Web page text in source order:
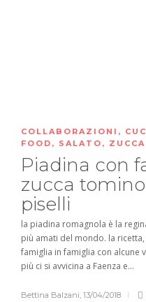
COLLABORAZIONI ,
FOOD , SALATO , ZUCCA
Piadina con
zucca
piselli
la piadina romagnola è la
più amati del mondo. la
famiglia in famiglia con alcune
più ci si avvicina a Faenza e...
Bettina Balzani, 13/04/2018